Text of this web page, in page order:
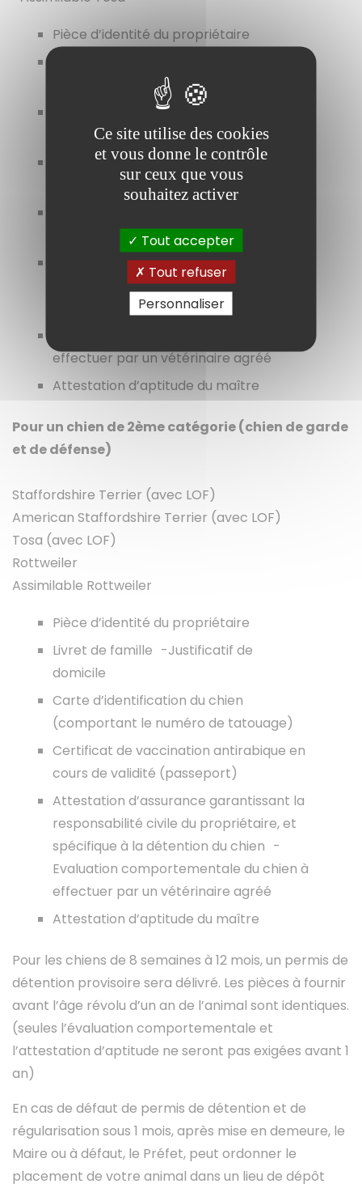
Pièce d’identité du propriétaire
Carte d’identification du chien
(comportant le numéro de tatouage)
Certificat de vaccination antirabique en
cours de validité (passeport)
Attestation d’assurance garantissant la
responsabilité civile du propriétaire, et
spécifique à la détention du chien.
effectuer par un vétérinaire agréé
Attestation d’aptitude du maître
Pour un chien de 2ème catégorie (chien de garde
et de défense)
Staffordshire Terrier (avec LOF)
American Staffordshire Terrier (avec LOF)
Tosa (avec LOF)
Rottweiler
Assimilable Rottweiler
Pièce d’identité du propriétaire
Livret de famille -Justificatif de
domicile
Carte d’identification du chien
(comportant le numéro de tatouage)
Certificat de vaccination antirabique en
cours de validité (passeport)
Attestation d’assurance garantissant la
responsabilité civile du propriétaire, et
spécifique à la détention du chien -
Evaluation comportementale du chien à
effectuer par un vétérinaire agréé
Attestation d’aptitude du maître
Pour les chiens de 8 semaines à 12 mois, un permis de
détention provisoire sera délivré. Les pièces à fournir
avant l’âge révolu d’un an de l’animal sont identiques.
(seules l’évaluation comportementale et
l’attestation d’aptitude ne seront pas exigées avant 1
an)
En cas de défaut de permis de détention et de
régularisation sous 1 mois, après mise en demeure, le
Maire ou à défaut, le Préfet, peut ordonner le
placement de votre animal dans un lieu de dépôt
Ce site utilise des cookies
et vous donne le contrôle
sur ceux que vous
souhaitez activer
Tout accepter
Tout refuser
Personnaliser